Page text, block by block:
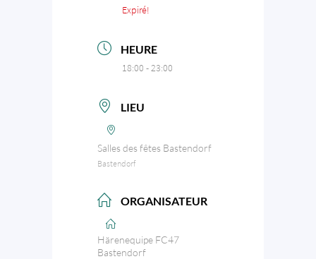
Expiré!
HEURE
18:00 - 23:00
LIEU
Salles des fêtes Bastendorf
Bastendorf
ORGANISATEUR
Härenequipe FC47
Bastendorf